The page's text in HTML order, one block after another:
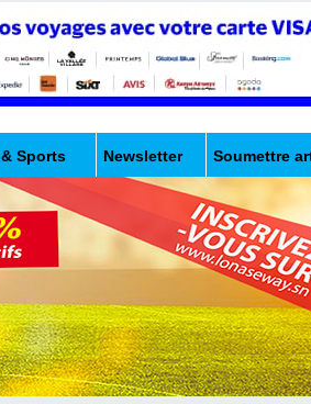
Sports Newsletter Soumettre